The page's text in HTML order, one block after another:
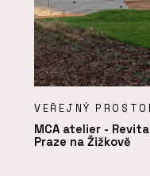
VEŘEJNÝ
MCA atelier -
Praze na Žižkově